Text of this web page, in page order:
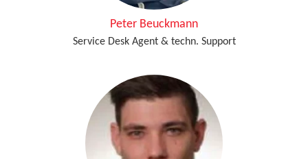
Peter Beuckmann
Service Desk Agent & techn. Support